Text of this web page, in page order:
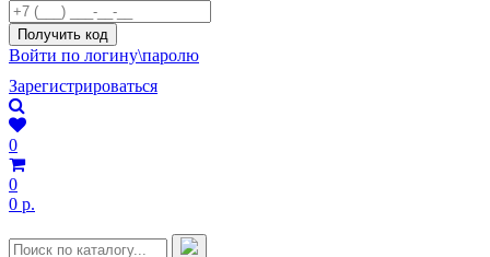
Войти по логину\паролю
Зарегистрироваться
0
0
0 р.